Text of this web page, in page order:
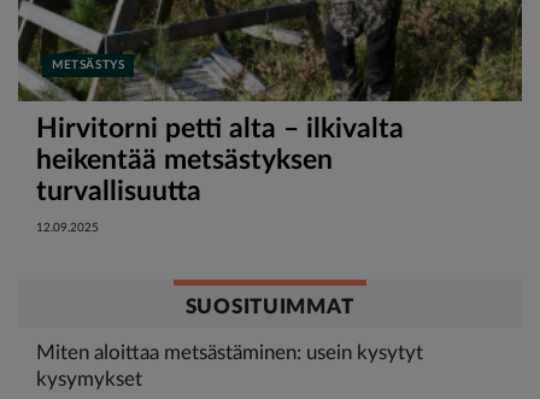
METSÄSTYS
Hirvitorni petti alta – ilkivalta
heikentää metsästyksen
turvallisuutta
12.09.2025
SUOSITUIMMAT
Miten aloittaa metsästäminen: usein kysytyt
kysymykset